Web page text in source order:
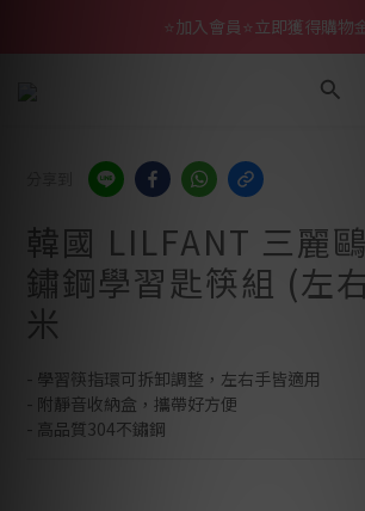
⭐加入會員⭐立即獲得購物
韓國 LILFANT 三麗
鏽鋼學習匙筷組 (左
米
- 學習筷指環可拆卸調整，左右手皆適用
- 附靜音收納盒，攜帶好方便
- 高品質304不鏽鋼